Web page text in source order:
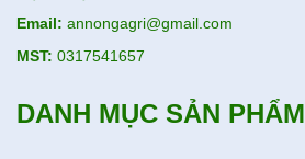
Email: annongagri@gmail.com
MST: 0317541657
DANH MỤC SẢN PHẨM